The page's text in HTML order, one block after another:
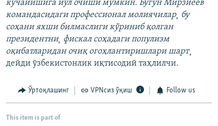
кучайишига йўл очиши мумкин. Бугун Мирзиëев
командасидаги профессионал молиячилар¸ бу
соҳани яхши билмаслиги кўриниб қолган
президентни¸ фискал соҳадаги популизм
оқибатларидан очиқ огоҳлантиришлари шарт¸
дейди ўзбекистонлик иқтисодий таҳлилчи.
Ўртоқлашинг VPNсиз ўқиш Follow us
This item is part of